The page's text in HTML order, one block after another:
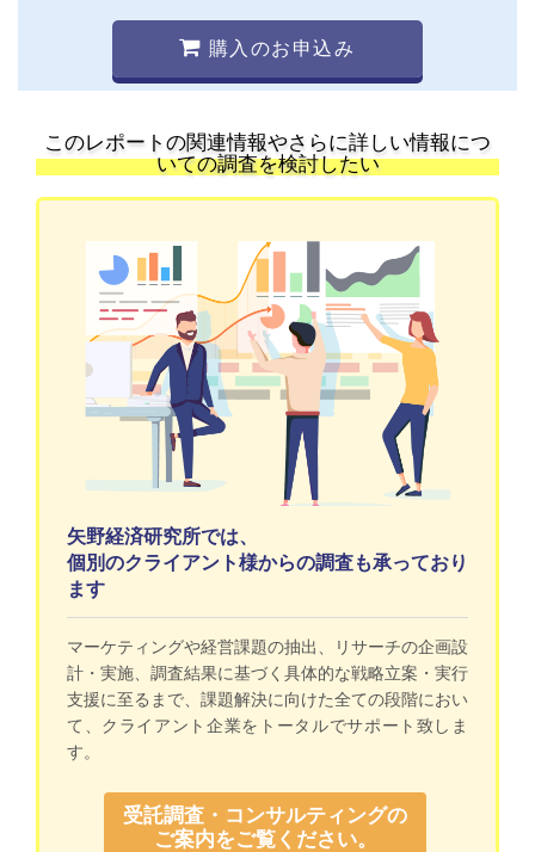
購入のお申込み
このレポートの関連情報やさらに詳しい情報につ
いての調査を検討したい
矢野経済研究所では、
個別のクライアント様からの調査も承っており
ます
マーケティングや経営課題の抽出、リサーチの企画設
計・実施、調査結果に基づく具体的な戦略立案・実行
支援に至るまで、課題解決に向けた全ての段階におい
て、クライアント企業をトータルでサポート致しま
す。
受託調査・コンサルティングの
ご案内をご覧ください。